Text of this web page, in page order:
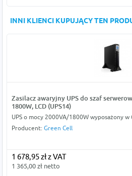
INNI KLIENCI KUPUJĄCY TEN
Zasilacz awaryjny UPS do szaf
1800W, LCD (UPS14)
UPS o mocy 2000VA/1800W wyposażony w
Producent: Green Cell
1 678,95 zł z VAT
1 365,00 zł netto